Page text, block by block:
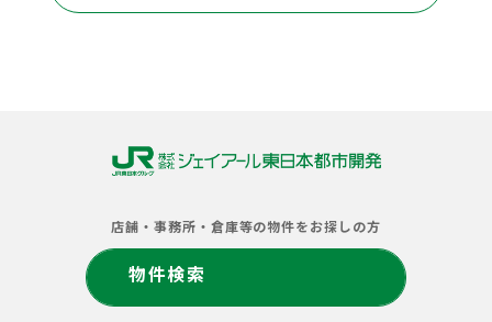
会
社
ェ
店舗・事務所・倉庫等の物件をお探しの方
物件検索